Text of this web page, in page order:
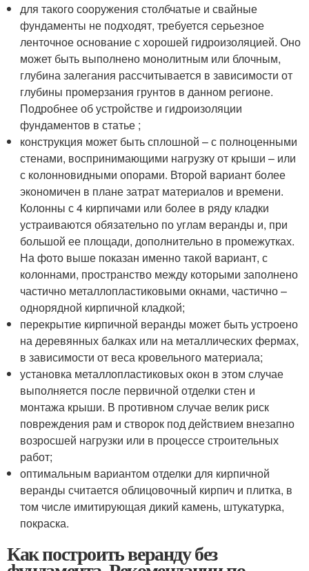
для такого сооружения столбчатые и свайные
фундаменты не подходят, требуется серьезное
ленточное основание с хорошей гидроизоляцией. Оно
может быть выполнено монолитным или блочным,
глубина залегания рассчитывается в зависимости от
глубины промерзания грунтов в данном регионе.
Подробнее об устройстве и гидроизоляции
фундаментов в статье ;
конструкция может быть сплошной – с полноценными
стенами, воспринимающими нагрузку от крыши – или
с колонновидными опорами. Второй вариант более
экономичен в плане затрат материалов и времени.
Колонны с 4 кирпичами или более в ряду кладки
устраиваются обязательно по углам веранды и, при
большой ее площади, дополнительно в промежутках.
На фото выше показан именно такой вариант, с
колоннами, пространство между которыми заполнено
частично металлопластиковыми окнами, частично –
однорядной кирпичной кладкой;
перекрытие кирпичной веранды может быть устроено
на деревянных балках или на металлических фермах,
в зависимости от веса кровельного материала;
установка металлопластиковых окон в этом случае
выполняется после первичной отделки стен и
монтажа крыши. В противном случае велик риск
повреждения рам и створок под действием внезапно
возросшей нагрузки или в процессе строительных
работ;
оптимальным вариантом отделки для кирпичной
веранды считается облицовочный кирпич и плитка, в
том числе имитирующая дикий камень, штукатурка,
покраска.
Как построить веранду без